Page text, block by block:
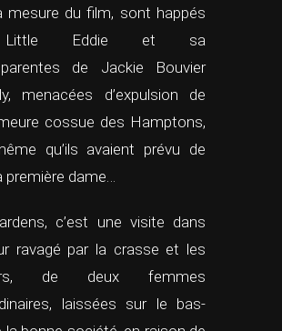
mesure du film, sont happés
Eddie et sa
de Jackie Bouvier
menacées d’expulsion de
cossue des Hamptons,
qu’ils avaient prévu de
dame…
c’est une visite dans
ravagé par la crasse et les
de deux femmes
laissées sur le bas-